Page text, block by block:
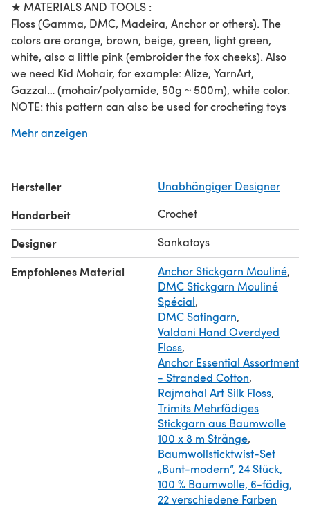
★ MATERIALS AND TOOLS :
Floss (Gamma, DMC, Madeira, Anchor or others). The
colors are orange, brown, beige, green, light green,
white, also a little pink (embroider the fox cheeks). Also
we need Kid Mohair, for example: Alize, YarnArt,
Gazzal… (mohair/polyamide, 50g ~ 500m), white color.
NOTE: this pattern can also be used for crocheting toys
using thin yarn, try to crochet using thicker yarn first.
For a container case, we take floss in 3 threads (beige,
light green, green parts), and for the upper part (for the
bunny) we take one mohair thread + one floss thread.
Hook №1(1mm).
Glue eyes (2mm)
...
You must have basic crochet skills (micro toys)
+ video lesson "Thread mount (jointing of moving parts)"
Mehr anzeigen
Hersteller Unabhängiger Designer
Handarbeit Crochet
Designer Sankatoys
Empfohlenes Material Anchor Stickgarn Mouliné,
DMC Stickgarn Mouliné
Spécial,
DMC Satingarn,
Valdani Hand Overdyed
Floss,
Anchor Essential Assortment
- Stranded Cotton,
Rajmahal Art Silk Floss,
Trimits Mehrfädiges
Stickgarn aus Baumwolle
100 x 8 m Stränge,
Baumwollsticktwist-Set
„Bunt-modern“, 24 Stück,
100 % Baumwolle, 6-fädig,
22 verschiedene Farben